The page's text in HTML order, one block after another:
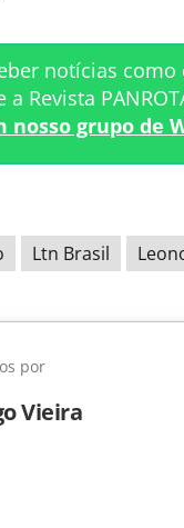
notícias
a Revista
nosso grupo de
Ltn Brasil
por
Vieira